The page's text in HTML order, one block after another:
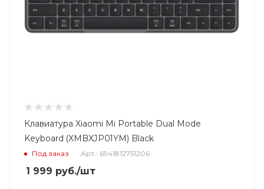
Клавиатура Xiaomi Mi Portable Dual Mode
Keyboard (XMBXJP01YM) Black
Под заказ Арт.: 6941812751206
1 999 руб./шт